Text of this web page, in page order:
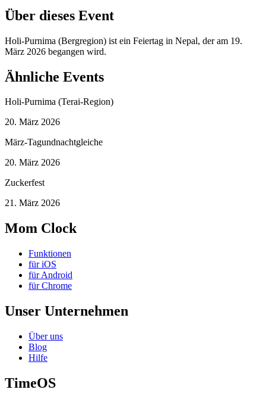
Über dieses Event
Holi-Purnima (Bergregion) ist ein Feiertag in Nepal, der am 19.
März 2026 begangen wird.
Ähnliche Events
Holi-Purnima (Terai-Region)
20. März 2026
März-Tagundnachtgleiche
20. März 2026
Zuckerfest
21. März 2026
Mom Clock
Funktionen
für iOS
für Android
für Chrome
Unser Unternehmen
Über uns
Blog
Hilfe
TimeOS